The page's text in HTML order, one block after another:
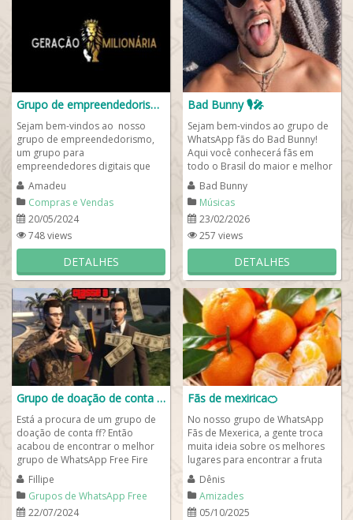
Grupo de empreendedorismo Digital 📲
Sejam bem-vindos ao nosso
grupo de empreendedorismo,
um grupo para
empreendedores digitais que
usam as redes sociais para
movimentar a economia de
forma...
Amadeu
Compras e Vendas
20/05/2024
748 views
DETALHES
Bad Bunny 🎙🎤
Sejam bem-vindos ao grupo de
WhatsApp fãs do Bad Bunny!
Aqui você conhecerá fãs em
todo o Brasil do maior e melhor
cantor de todos os tempos!
Compartilhamos...
Bad Bunny
Músicas
23/02/2026
257 views
DETALHES
Grupo de doação de conta ff 🕹️🎮
Está a procura de um grupo de
doação de conta ff? Então
acabou de encontrar o melhor
grupo de WhatsApp Free Fire
com doação de contas e
formação de...
Fillipe
Grupos de WhatsApp Free
Fire
22/07/2024
Fãs de mexirica🍊
No nosso grupo de WhatsApp
Fãs de Mexerica, a gente troca
muita ideia sobre os melhores
lugares para encontrar a fruta
mais doce e suculenta da safra,
discute...
Dênis
Amizades
05/10/2025